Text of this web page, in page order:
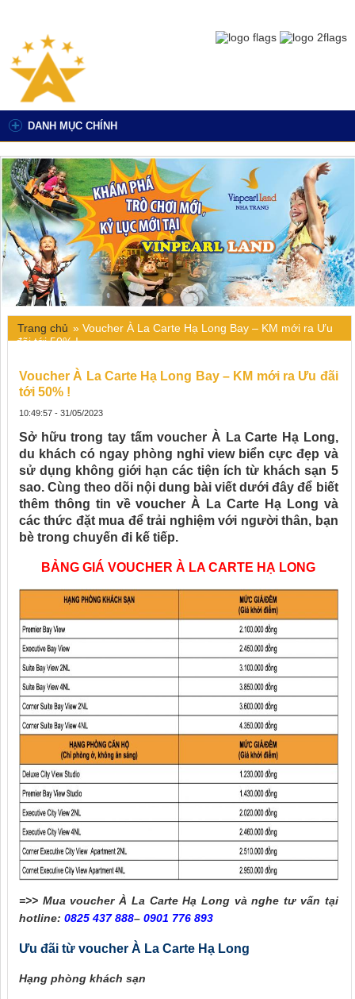
DANH MỤC CHÍNH
Trang chủ » Voucher À La Carte Hạ Long Bay – KM mới ra Ưu
đãi tới 50% !
Voucher À La Carte Hạ Long Bay – KM mới ra Ưu đãi
tới 50% !
10:49:57 - 31/05/2023
Sở hữu trong tay tấm voucher À La Carte Hạ Long,
du khách có ngay phòng nghỉ view biển cực đẹp và
sử dụng không giới hạn các tiện ích từ khách sạn 5
sao. Cùng theo dõi nội dung bài viết dưới đây để biết
thêm thông tin về voucher À La Carte Hạ Long và
các thức đặt mua để trải nghiệm với người thân, bạn
bè trong chuyến đi kế tiếp.
BẢNG GIÁ VOUCHER À LA CARTE HẠ LONG
=>> Mua voucher À La Carte Hạ Long và nghe tư vấn tại
hotline: 0825 437 888– 0901 776 893
Ưu đãi từ voucher À La Carte Hạ Long
Hạng phòng khách sạn